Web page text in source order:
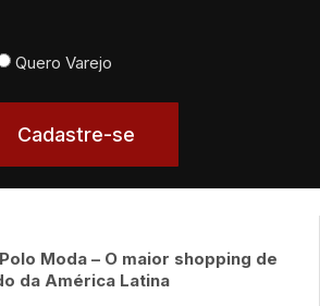
Quero Varejo
Cadastre-se
Moda – O maior shopping de
da América Latina